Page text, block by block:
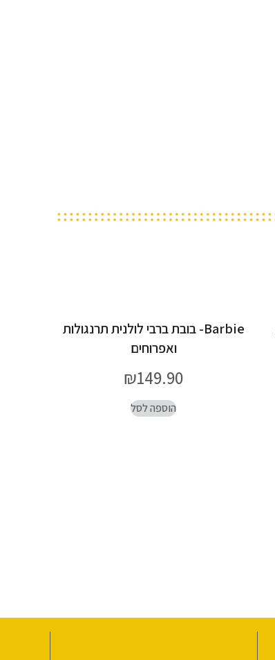
Barbie- בובת ברבי לולנית תרנגולות
ואפרוחים
₪149.90
הוספה לסל